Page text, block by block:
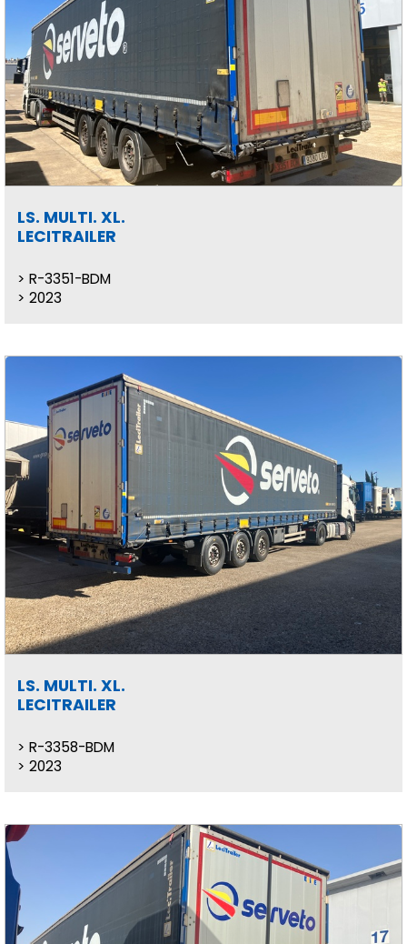
LS. MULTI. XL.
LECITRAILER
R-3351-BDM
2023
LS. MULTI. XL.
LECITRAILER
R-3358-BDM
2023